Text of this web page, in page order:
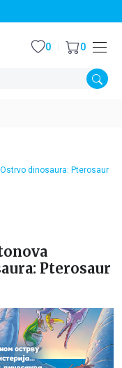
0 0
dinosaura: Pterosaur
Pterosaur